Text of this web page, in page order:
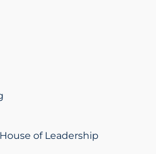
of Leadership